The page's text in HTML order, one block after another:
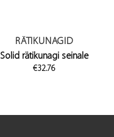
RÄTIKUNAGID
Solid rätikunagi seinale
€32.76